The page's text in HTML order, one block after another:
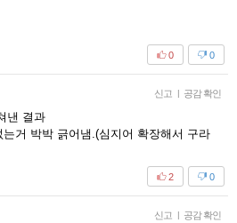
0
0
신고 | 공감 확인
낸 결과
거 박박 긁어냄.(심지어 확장해서 구라
0
2
신고 | 공감 확인